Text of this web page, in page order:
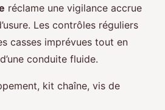
réclame une vigilance accrue
Les contrôles réguliers
casses imprévues tout en
conduite fluide.
kit chaîne, vis de